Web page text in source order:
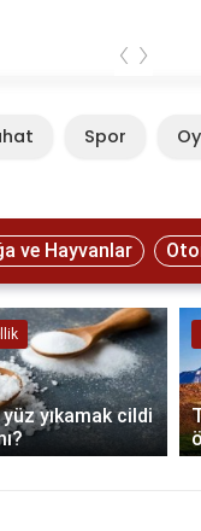
‹ ›
Spor
ve Hayvanlar
yıkamak cildi